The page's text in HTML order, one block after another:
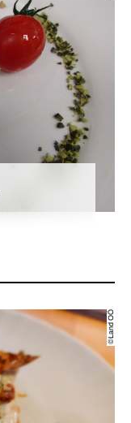
©Land OÖ